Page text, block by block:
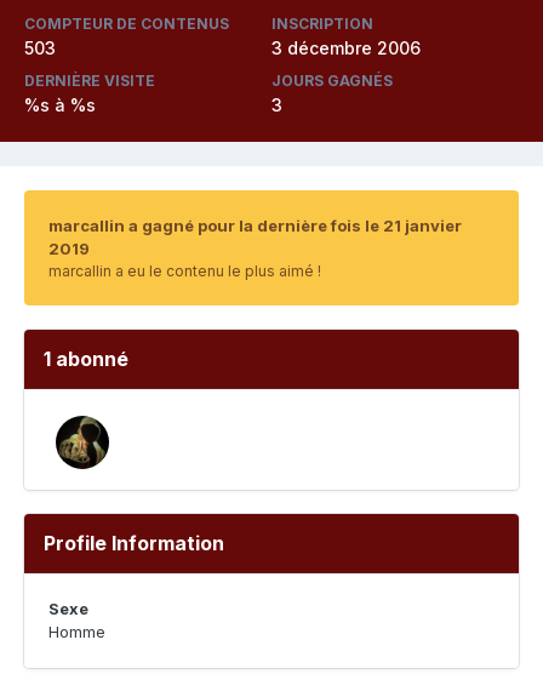
COMPTEUR DE CONTENUS
503
INSCRIPTION
3 décembre 2006
DERNIÈRE VISITE
%s à %s
JOURS GAGNÉS
3
marcallin a gagné pour la dernière fois le 21 janvier
2019
marcallin a eu le contenu le plus aimé !
1 abonné
Profile Information
Sexe
Homme